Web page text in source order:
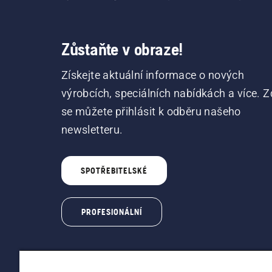
Zůstaňte v obraze!
Získejte aktuální informace o nových
výrobcích, speciálních nabídkách a více.
se můžete přihlásit k odběru našeho
newsletteru.
SPOTŘEBITELSKÉ
PROFESIONÁLNÍ